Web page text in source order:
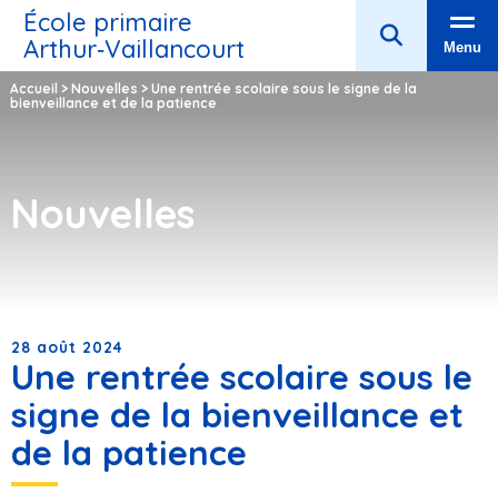
École primaire
Arthur‑Vaillancourt
Menu
Accueil > Nouvelles > Une rentrée scolaire sous le signe de la
bienveillance et de la patience
Nouvelles
28 août 2024
Une rentrée scolaire sous le
signe de la bienveillance et
de la patience